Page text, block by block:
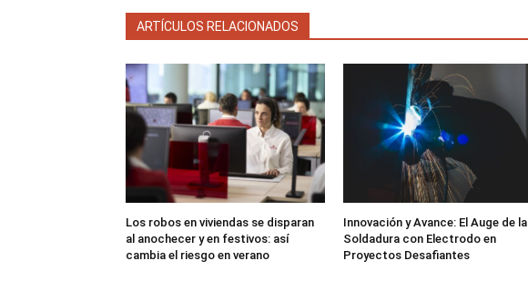
ARTÍCULOS RELACIONADOS
Los robos en viviendas se disparan
al anochecer y en festivos: así
cambia el riesgo en verano
Innovación y Avance: El Auge de la
Soldadura con Electrodo en
Proyectos Desafiantes